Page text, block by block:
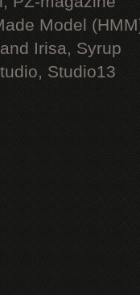
Model
Irisa, Syrup
Studio13